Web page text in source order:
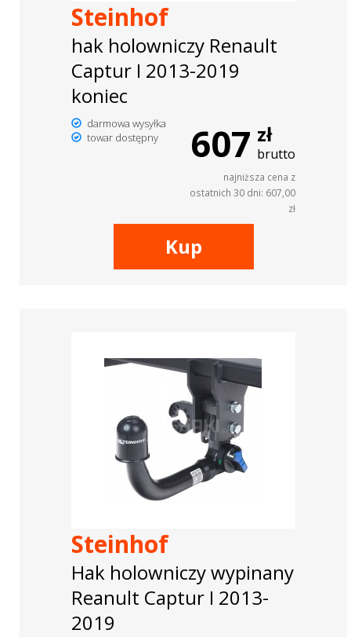
Steinhof
hak holowniczy Renault
Captur I 2013-2019
koniec
darmowa wysyłka
towar dostępny
607 zł
brutto
najniższa cena z
ostatnich 30 dni: 607,00
zł
Kup
Steinhof
Hak holowniczy wypinany
Reanult Captur I 2013-
2019